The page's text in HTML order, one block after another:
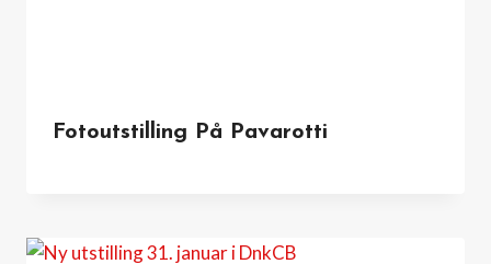
Fotoutstilling På Pavarotti